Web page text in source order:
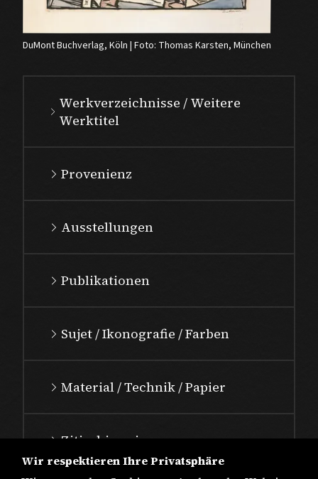
DuMont Buchverlag, Köln | Foto: Thomas Karsten, München
Werkverzeichnisse / Weitere
Werktitel
Provenienz
Ausstellungen
Publikationen
Sujet / Ikonografie / Farben
Material / Technik / Papier
Zitierhinweis
Wir respektieren Ihre Privatsphäre